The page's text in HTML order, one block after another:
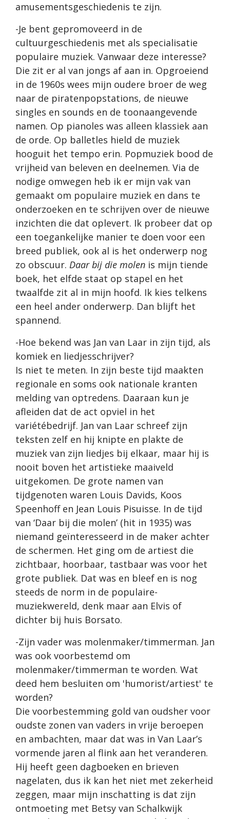
amusementsgeschiedenis te zijn.
-Je bent gepromoveerd in de
cultuurgeschiedenis met als specialisatie
populaire muziek. Vanwaar deze interesse?
Die zit er al van jongs af aan in. Opgroeiend
in de 1960s wees mijn oudere broer de weg
naar de piratenpopstations, de nieuwe
singles en sounds en de toonaangevende
namen. Op pianoles was alleen klassiek aan
de orde. Op balletles hield de muziek
hooguit het tempo erin. Popmuziek bood de
vrijheid van beleven en deelnemen. Via de
nodige omwegen heb ik er mijn vak van
gemaakt om populaire muziek en dans te
onderzoeken en te schrijven over de nieuwe
inzichten die dat oplevert. Ik probeer dat op
een toegankelijke manier te doen voor een
breed publiek, ook al is het onderwerp nog
zo obscuur. Daar bij die molen is mijn tiende
boek, het elfde staat op stapel en het
twaalfde zit al in mijn hoofd. Ik kies telkens
een heel ander onderwerp. Dan blijft het
spannend.
-Hoe bekend was Jan van Laar in zijn tijd, als
komiek en liedjesschrijver?
Is niet te meten. In zijn beste tijd maakten
regionale en soms ook nationale kranten
melding van optredens. Daaraan kun je
afleiden dat de act opviel in het
variétébedrijf. Jan van Laar schreef zijn
teksten zelf en hij knipte en plakte de
muziek van zijn liedjes bij elkaar, maar hij is
nooit boven het artistieke maaiveld
uitgekomen. De grote namen van
tijdgenoten waren Louis Davids, Koos
Speenhoff en Jean Louis Pisuisse. In de tijd
van ‘Daar bij die molen’ (hit in 1935) was
niemand geïnteresseerd in de maker achter
de schermen. Het ging om de artiest die
zichtbaar, hoorbaar, tastbaar was voor het
grote publiek. Dat was en bleef en is nog
steeds de norm in de populaire-
muziekwereld, denk maar aan Elvis of
dichter bij huis Borsato.
-Zijn vader was molenmaker/timmerman. Jan
was ook voorbestemd om
molenmaker/timmerman te worden. Wat
deed hem besluiten om 'humorist/artiest' te
worden?
Die voorbestemming gold van oudsher voor
oudste zonen van vaders in vrije beroepen
en ambachten, maar dat was in Van Laar’s
vormende jaren al flink aan het veranderen.
Hij heeft geen dagboeken en brieven
nagelaten, dus ik kan het niet met zekerheid
zeggen, maar mijn inschatting is dat zijn
ontmoeting met Betsy van Schalkwijk